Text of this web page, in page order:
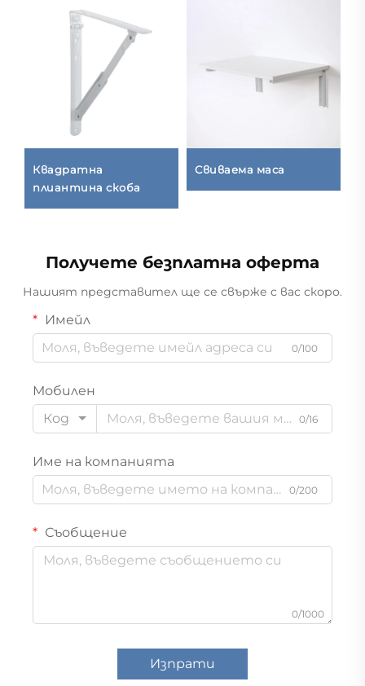
Квадратна
плиантина скоба
Свиваема маса
Получете безплатна оферта
Нашият представител ще се свърже с вас скоро.
Имейл
0/100
Мобилен
Код
0/16
Име на компанията
0/200
Съобщение
0/1000
Изпрати